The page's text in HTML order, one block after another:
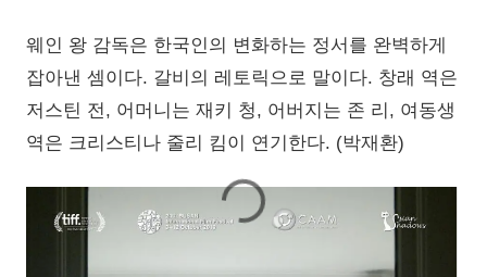
웨인 왕 감독은 한국인의 변화하는 정서를 완벽하게
잡아낸 셈이다. 갈비의 레토릭으로 말이다. 창래 역은
저스틴 전, 어머니는 재키 청, 어버지는 존 리, 여동생
역은 크리스티나 줄리 킴이 연기한다. (박재환)